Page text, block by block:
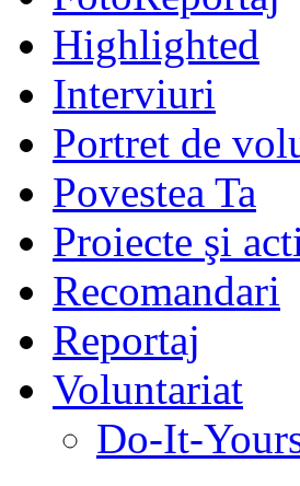
Highlighted
Interviuri
Portret de
Povestea Ta
Proiecte şi
Recomandari
Reportaj
Voluntariat
Do-It-